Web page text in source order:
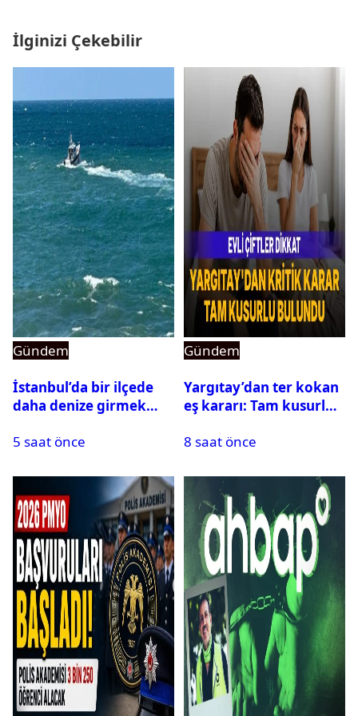
İlginizi Çekebilir
Gündem
İstanbul’da bir ilçede
daha denize girmek
5 saat önce
Gündem
Yargıtay’dan ter kokan
eş kararı: Tam kusurlu
8 saat önce